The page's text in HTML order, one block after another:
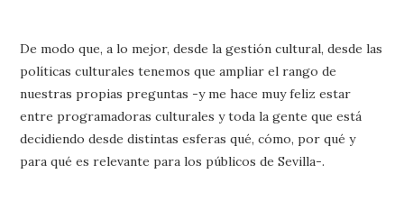
De modo que, a lo mejor, desde la gestión cultural, desde las
políticas culturales tenemos que ampliar el rango de
nuestras propias preguntas -y me hace muy feliz estar
entre programadoras culturales y toda la gente que está
decidiendo desde distintas esferas qué, cómo, por qué y
para qué es relevante para los públicos de Sevilla-.